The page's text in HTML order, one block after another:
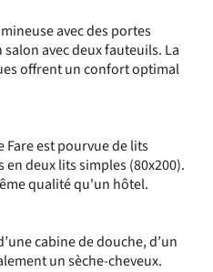
avec des portes
avec deux fauteuils. La
offrent un confort optimal
Fare est pourvue de lits
deux lits simples (80x200).
qualité qu'un hôtel.
cabine de douche, d’un
un sèche-cheveux.